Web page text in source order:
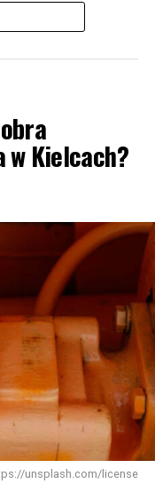
w Kielcach?
unsplash.com/license